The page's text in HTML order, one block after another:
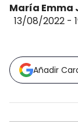
María Emma
13/08/2022 -
Añadir